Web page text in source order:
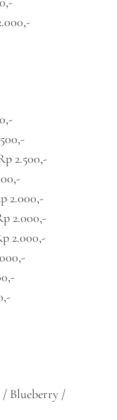
2.500,-
2.000,-
2.000,-
2.000,-
Blueberry /